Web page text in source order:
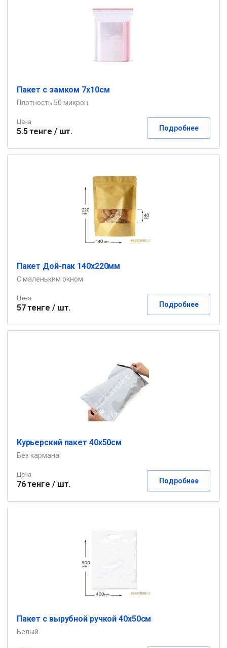
Пакет с замком 7х10см
Плотность 50 микрон
Цена
5.5 тенге / шт. Подробнее
Пакет Дой-пак 140х220мм
С маленьким окном
Цена
57 тенге / шт. Подробнее
Курьерский пакет 40х50см
Без кармана
Цена
76 тенге / шт. Подробнее
Пакет с вырубной ручкой 40х50см
Белый